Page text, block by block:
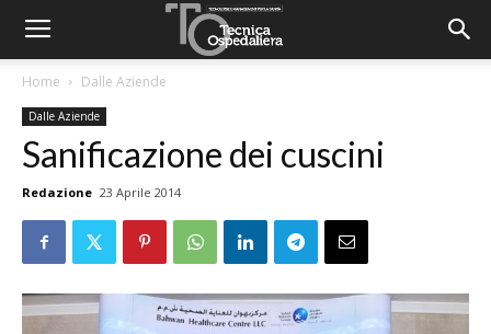
Home Dalle Aziende
Dalle Aziende
Sanificazione dei cuscini
Redazione 23 Aprile 2014